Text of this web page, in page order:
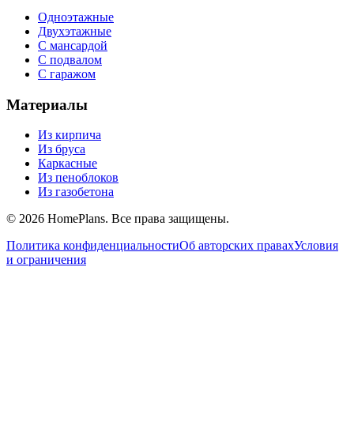
Одноэтажные
Двухэтажные
С мансардой
С подвалом
С гаражом
Материалы
Из кирпича
Из бруса
Каркасные
Из пеноблоков
Из газобетона
© 2026 HomePlans. Все права защищены.
Политика конфиденциальностиОб авторских правахУсловия
и ограничения